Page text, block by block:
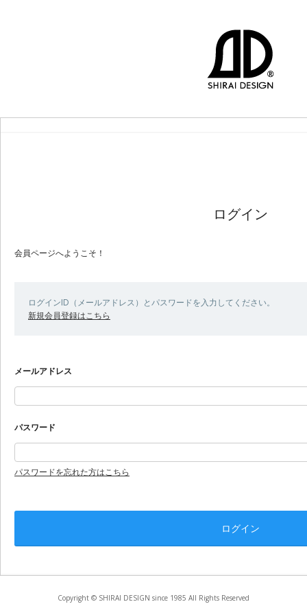
ログイン
会員ページへようこそ！
ログインID（メールアドレス）とパスワードを入力してください。
新規会員登録はこちら
メールアドレス
パスワード
パスワードを忘れた方はこちら
Copyright © SHIRAI DESIGN since 1985 All Rights Reserved